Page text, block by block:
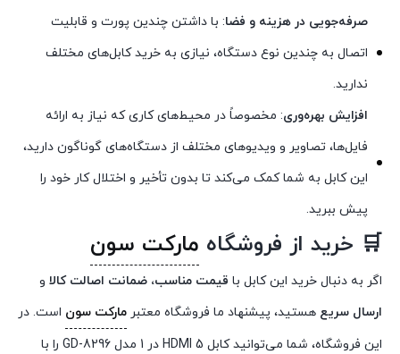
صرفه‌جویی در هزینه و فضا: با داشتن چندین پورت و قابلیت
اتصال به چندین نوع دستگاه، نیازی به خرید کابل‌های مختلف
ندارید.
افزایش بهره‌وری: مخصوصاً در محیط‌های کاری که نیاز به ارائه
فایل‌ها، تصاویر و ویدیوهای مختلف از دستگاه‌های گوناگون دارید،
این کابل به شما کمک می‌کند تا بدون تأخیر و اختلال کار خود را
پیش ببرید.
🛒 خرید از فروشگاه مارکت سون
اگر به دنبال خرید این کابل با قیمت مناسب، ضمانت اصالت کالا و
ارسال سریع هستید، پیشنهاد ما فروشگاه معتبر مارکت سون است. در
این فروشگاه، شما می‌توانید کابل HDMI 5 در 1 مدل GD-8296 را با